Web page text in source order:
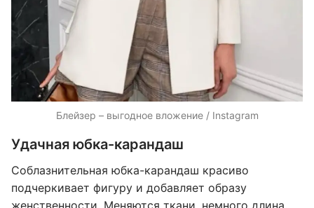
Блейзер – выгодное вложение / Instagram
Удачная юбка-карандаш
Соблазнительная юбка-карандаш красиво
подчеркивает фигуру и добавляет образу
женственности. Меняются ткани, немного длина,